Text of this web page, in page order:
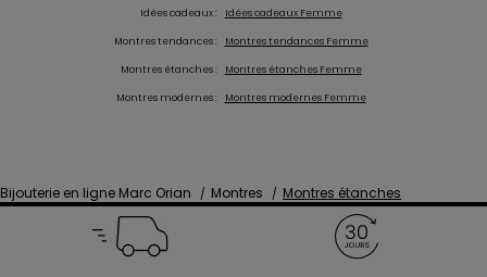
Idées cadeaux : Idées cadeaux Femme
Montres tendances : Montres tendances Femme
Montres étanches : Montres étanches Femme
Montres modernes : Montres modernes Femme
Bijouterie en ligne Marc Orian Montres Montres étanches